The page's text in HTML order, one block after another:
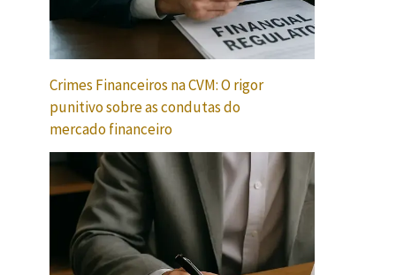
Crimes Financeiros na CVM: O rigor
punitivo sobre as condutas do
mercado financeiro